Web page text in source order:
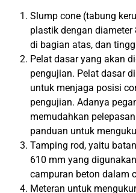
Slump cone (tabung
plastik dengan
di bagian atas, dan
Pelat dasar yang akan
pengujian. Pelat dasar
untuk menjaga posisi
pengujian. Adanya
memudahkan
panduan untuk
Tamping rod, yaitu
610 mm yang
campuran beton dalam
Meteran untuk